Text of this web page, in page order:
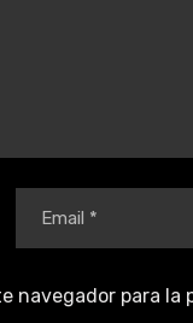
navegador para la